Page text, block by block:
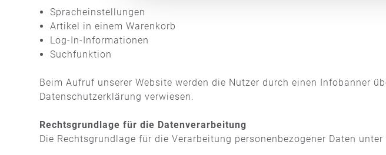
Spracheinstellungen
Artikel in einem Warenkorb
Log-In-Informationen
Suchfunktion
Beim Aufruf unserer Website werden die Nutzer durch einen Infobanner
Datenschutzerklärung verwiesen.
Rechtsgrundlage für die Datenverarbeitung
Die Rechtsgrundlage für die Verarbeitung personenbezogener Daten